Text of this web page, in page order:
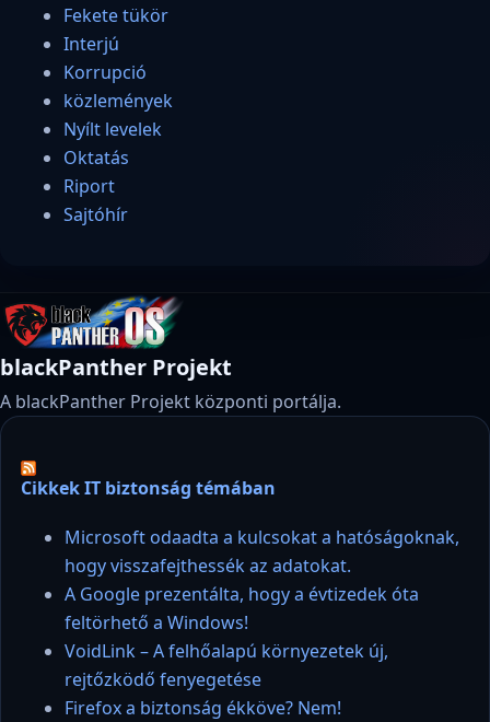
Fekete tükör
Interjú
Korrupció
közlemények
Nyílt levelek
Oktatás
Riport
Sajtóhír
blackPanther Projekt
A blackPanther Projekt központi portálja.
Cikkek IT biztonság témában
Microsoft odaadta a kulcsokat a hatóságoknak,
hogy visszafejthessék az adatokat.
A Google prezentálta, hogy a évtizedek óta
feltörhető a Windows!
VoidLink – A felhőalapú környezetek új,
rejtőzködő fenyegetése
Firefox a biztonság ékköve? Nem!